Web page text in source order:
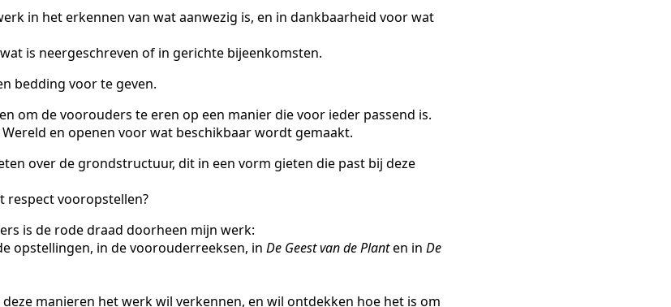
in het erkennen van wat aanwezig is, en in dankbaarheid voor wat
is neergeschreven of in gerichte bijeenkomsten.
bedding voor te geven.
om de voorouders te eren op een manier die voor ieder passend is.
en openen voor wat beschikbaar wordt gemaakt.
over de grondstructuur, dit in een vorm gieten die past bij deze
respect vooropstellen?
is de rode draad doorheen mijn werk:
opstellingen, in de voorouderreeksen, in De Geest van de Planten in De
deze manieren het werk wil verkennen, en wil ontdekken hoe het is om